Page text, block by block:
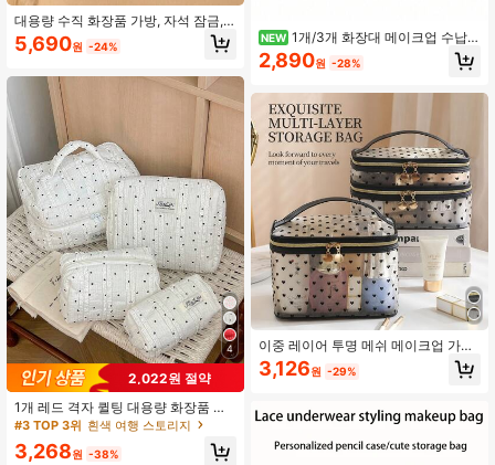
대용량 수직 화장품 가방, 자석 잠금,
휴대용 걸이형 수하물/핸드백, 다중 칸
지퍼 디자인, 방수 세면도구 정리함
5,690원 -24%
4
2,022원 절약
1개 레드 격자 퀼팅 대용량 화장품 가
방, 패셔너블한 휴대용 메이크업 가방,
가방
#3 TOP 3위 흰색 여행 스토리지
3,268원 -38%
NEW 1개/3개 화장대 메이크업 수납
정리대, 면봉 홀더 욕실 용기, 라운드
패드/치실 디스펜서, 분류 및 보관용,
2,890원 -28%
이중 레이어 투명 메쉬 메이크업 가방
귀여운 하트 프린트 휴대용 세면도구
수납 가방 다기능 여행 일상용 정리함
3,126원 -29%